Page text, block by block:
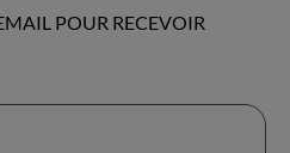
POUR RECEVOIR